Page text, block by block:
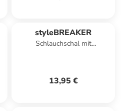
styleBREAKER
Schlauchschal mit
13,95 €